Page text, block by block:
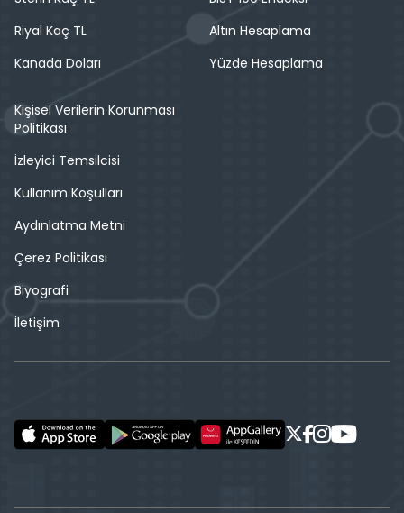
Riyal Kaç TL
Kanada Doları
Altın Hesaplama
Yüzde Hesaplama
Kişisel Verilerin Korunması
Politikası
İzleyici Temsilcisi
Kullanım Koşulları
Aydınlatma Metni
Çerez Politikası
Biyografi
İletişim